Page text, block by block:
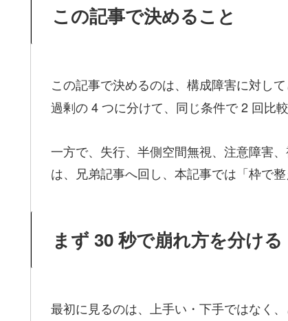
この記事で決めること
この記事で決めるのは、構成障害に対して
過剰の 4 つに分けて、同じ条件で 2 回比較
一方で、失行、半側空間無視、注意障害
は、兄弟記事へ回し、本記事では「枠で
まず 30 秒で崩れ方を分ける
最初に見るのは、上手い・下手ではなく、